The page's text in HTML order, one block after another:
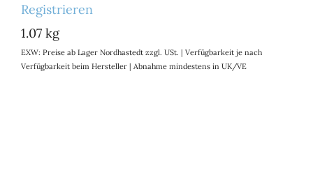
Registrieren
1.07 kg
EXW: Preise ab Lager Nordhastedt zzgl. USt. | Verfügbarkeit je nach
Verfügbarkeit beim Hersteller | Abnahme mindestens in UK/VE